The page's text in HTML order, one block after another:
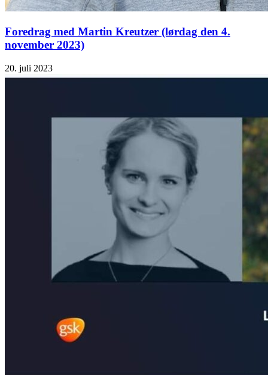
Foredrag med Martin Kreutzer (lørdag den 4.
november 2023)
20. juli 2023